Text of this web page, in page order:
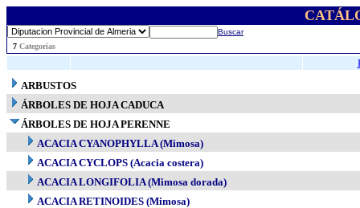
Buscar
7 Categorias
ARBUSTOS
ÁRBOLES DE HOJA CADUCA
ÁRBOLES DE HOJA PERENNE
ACACIA CYANOPHYLLA (Mimosa)
ACACIA CYCLOPS (Acacia costera)
ACACIA LONGIFOLIA (Mimosa dorada)
ACACIA RETINOIDES (Mimosa)